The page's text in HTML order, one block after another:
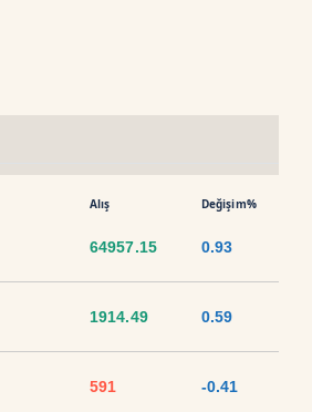
Alış Değişim%
64957.15 0.93
1914.49 0.59
591 -0.41